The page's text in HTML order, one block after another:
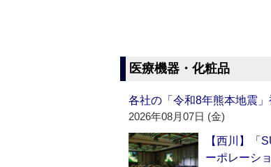
医療機器・化粧品
各社の「令和8年熊本地震
2026年08月07日 (金)
【西川】「
ーポレーシ